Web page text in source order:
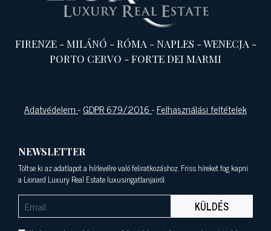
FIRENZE-MILÁNÓ -RÓMA -NAPLES -WENECJA -
PORTO CERVO -FORTE DEI MARMI
Adatvédelem-GDPR 679/2016-Felhasználási feltételek
NEWSLETTER
Töltse ki az adatlapot a hírlevélre való feliratkozáshoz. Friss híreket fog kapni
a Lionard Luxury Real Estate luxusingatlanjairól.
KÜLDÉS